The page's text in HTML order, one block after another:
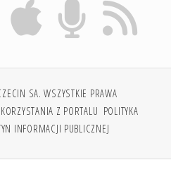
SA. WSZYSTKIE PRAWA
Z PORTALU POLITYKA
INFORMACJI PUBLICZNEJ